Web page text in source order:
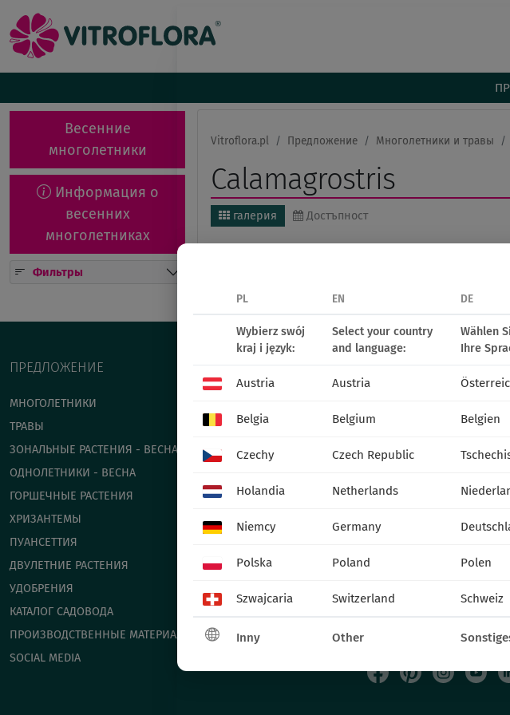
Весенние
многолетники
Информация о
весенних
многолетниках
Фильтры
Vitroflora.pl Предложение Многолетники и травы
Calamagrostris
галерия Достъпност
ПРЕДЛОЖЕНИЕ
МНОГОЛЕТНИКИ
ТРАВЫ
ЗОНАЛЬНЫЕ РАСТЕНИЯ - ВЕСНА
ОДНОЛЕТНИКИ - ВЕСНА
ГОРШЕЧНЫЕ РАСТЕНИЯ
ХРИЗАНТЕМЫ
ПУАНСЕТТИЯ
ДВУЛЕТНИЕ РАСТЕНИЯ
УДОБРЕНИЯ
КАТАЛОГ САДОВОДА
ПРОИЗВОДСТВЕННЫЕ МАТЕРИАЛЫ
SOCIAL MEDIA
+48 52 326 20 00
PL EN DE
Wybierz swój
kraj i język:
Select your country
and language:
Wählen
Ihre
Austria Austria
Belgia Belgium Belgien
Czechy Czech Republic
Holandia Netherlands
Niemcy Germany
Polska Poland Polen
Szwajcaria Switzerland Schweiz
Inny Other